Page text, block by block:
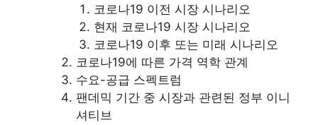
코로나19 이전 시장 시나리오
현재 코로나19 시장 시나리오
코로나19 이후 또는 미래 시나리오
코로나19에 따른 가격 역학 관계
수요-공급 스펙트럼
팬데믹 기간 중 시장과 관련된 정부 이니
셔티브